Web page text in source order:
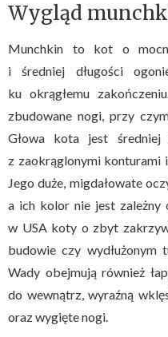
Wygląd
Munchkin to kot o
i średniej długości
ku okrągłemu
zbudowane nogi, przy
Głowa kota jest średniej
z zaokrąglonymi konturami
Jego duże, migdałowate
a ich kolor nie jest zależny
w USA koty o zbyt
budowie czy wydłużonym
Wady obejmują również
do wewnątrz, wyraźną
oraz wygięte nogi.